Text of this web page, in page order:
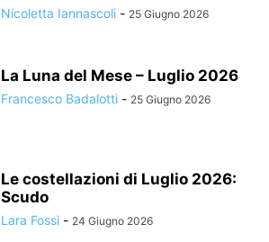
Nicoletta Iannascoli - 25 Giugno 2026
La Luna del Mese – Luglio 2026
Francesco Badalotti - 25 Giugno 2026
Le costellazioni di Luglio 2026:
Scudo
Lara Fossi - 24 Giugno 2026